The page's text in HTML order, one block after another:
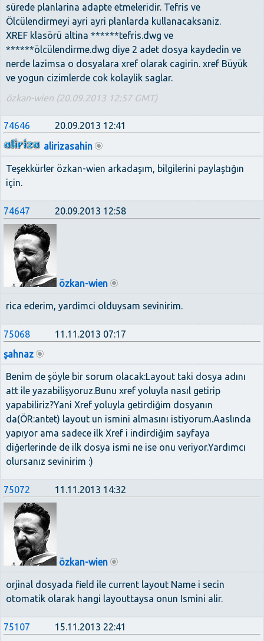
sürede planlarina adapte etmeleridir. Tefris ve
Ölcülendirmeyi ayri ayri planlarda kullanacaksaniz.
XREF klasörü altina ******tefris.dwg ve
******ölcülendirme.dwg diye 2 adet dosya kaydedin ve
nerde lazimsa o dosyalara xref olarak cagirin. xref Büyük
ve yogun cizimlerde cok kolaylik saglar.
özkan-wien (20.09.2013 12:57 GMT)
74646
20.09.2013 12:41
alirizasahin
Teşekkürler özkan-wien arkadaşım, bilgilerini paylaştığın
için.
74647 20.09.2013 12:58
özkan-wien
rica ederim, yardimci olduysam sevinirim.
75068
11.11.2013 07:17
şahnaz
Benim de şöyle bir sorum olacak:Layout taki dosya adını
att ile yazabilişyoruz.Bunu xref yoluyla nasıl getirip
yapabiliriz?Yani Xref yoluyla getirdiğim dosyanın
da(ÖR:antet) layout un ismini almasını istiyorum.Aaslında
yapıyor ama sadece ilk Xref i indirdiğim sayfaya
diğerlerinde de ilk dosya ismi ne ise onu veriyor.Yardımcı
olursanız sevinirim :)
75072 11.11.2013 14:32
özkan-wien
orjinal dosyada field ile current layout Name i secin
otomatik olarak hangi layouttaysa onun Ismini alir.
75107
15.11.2013 22:41